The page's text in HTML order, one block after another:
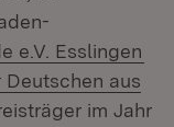
e.V. Esslingen
aus
im Jahr